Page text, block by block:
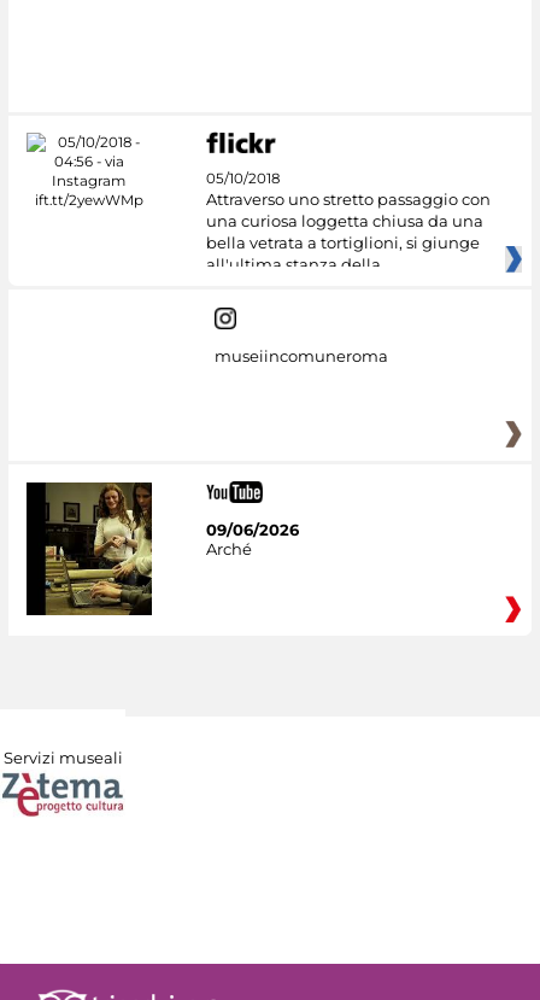
05/10/2018
Attraverso uno stretto passaggio con
una curiosa loggetta chiusa da una
bella vetrata a tortiglioni, si giunge
all'ultima stanza della
museiincomuneroma
09/06/2026
Arché
Servizi museali